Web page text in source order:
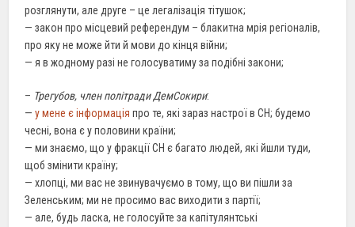
розглянути, але друге – це легалізація тітушок;
— закон про місцевий референдум – блакитна мрія регіоналів,
про яку не може йти й мови до кінця війни;
— я в жодному разі не голосуватиму за подібні закони;
– Трегубов, член політради ДемСокири:
—у мене є інформація про те, які зараз настрої в СН; будемо
чесні, вона є у половини країни;
— ми знаємо, що у фракції СН є багато людей, які йшли туди,
щоб змінити країну;
— хлопці, ми вас не звинувачуємо в тому, що ви пішли за
Зеленським; ми не просимо вас виходити з партії;
— але, будь ласка, не голосуйте за капітулянтські